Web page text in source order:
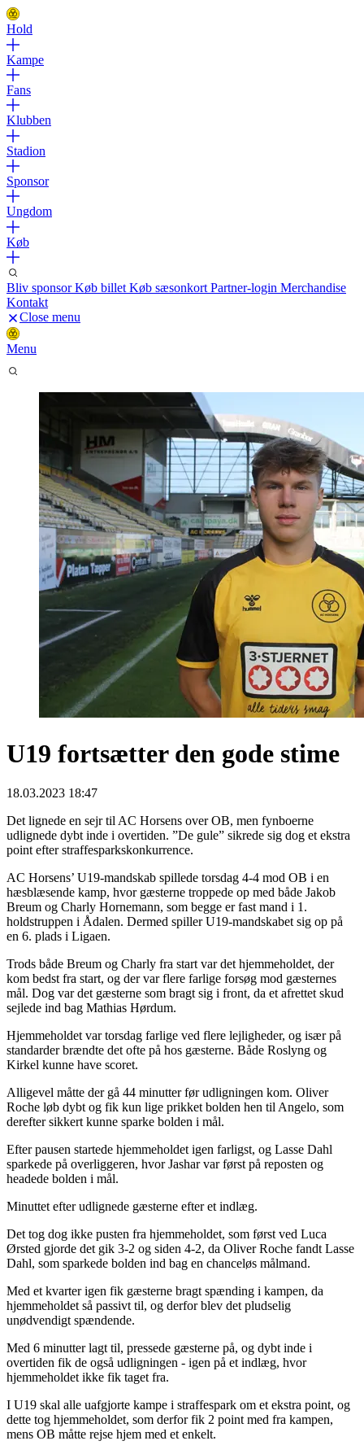
Hold
Kampe
Fans
Klubben
Stadion
Sponsor
Ungdom
Køb
Bliv sponsorKøb billet Køb sæsonkort Partner-login Merchandise
Kontakt
Close menu
Menu
U19 fortsætter den gode stime
18.03.2023 18:47
Det lignede en sejr til AC Horsens over OB, men fynboerne
udlignede dybt inde i overtiden. ”De gule” sikrede sig dog et ekstra
point efter straffesparkskonkurrence.
AC Horsens’ U19-mandskab spillede torsdag 4-4 mod OB i en
hæsblæsende kamp, hvor gæsterne troppede op med både Jakob
Breum og Charly Hornemann, som begge er fast mand i 1.
holdstruppen i Ådalen. Dermed spiller U19-mandskabet sig op på
en 6. plads i Ligaen.
Trods både Breum og Charly fra start var det hjemmeholdet, der
kom bedst fra start, og der var flere farlige forsøg mod gæsternes
mål. Dog var det gæsterne som bragt sig i front, da et afrettet skud
sejlede ind bag Mathias Hørdum.
Hjemmeholdet var torsdag farlige ved flere lejligheder, og især på
standarder brændte det ofte på hos gæsterne. Både Roslyng og
Kirkel kunne have scoret.
Alligevel måtte der gå 44 minutter før udligningen kom. Oliver
Roche løb dybt og fik kun lige prikket bolden hen til Angelo, som
derefter sikkert kunne sparke bolden i mål.
Efter pausen startede hjemmeholdet igen farligst, og Lasse Dahl
sparkede på overliggeren, hvor Jashar var først på reposten og
headede bolden i mål.
Minuttet efter udlignede gæsterne efter et indlæg.
Det tog dog ikke pusten fra hjemmeholdet, som først ved Luca
Ørsted gjorde det gik 3-2 og siden 4-2, da Oliver Roche fandt Lasse
Dahl, som sparkede bolden ind bag en chanceløs målmand.
Med et kvarter igen fik gæsterne bragt spænding i kampen, da
hjemmeholdet så passivt til, og derfor blev det pludselig
unødvendigt spændende.
Med 6 minutter lagt til, pressede gæsterne på, og dybt inde i
overtiden fik de også udligningen - igen på et indlæg, hvor
hjemmeholdet ikke fik taget fra.
I U19 skal alle uafgjorte kampe i straffespark om et ekstra point, og
dette tog hjemmeholdet, som derfor fik 2 point med fra kampen,
mens OB måtte rejse hjem med et enkelt.